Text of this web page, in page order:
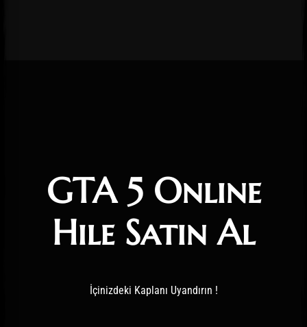
GTA 5 Online
Hile Satın Al
İçinizdeki Kaplanı Uyandırın !